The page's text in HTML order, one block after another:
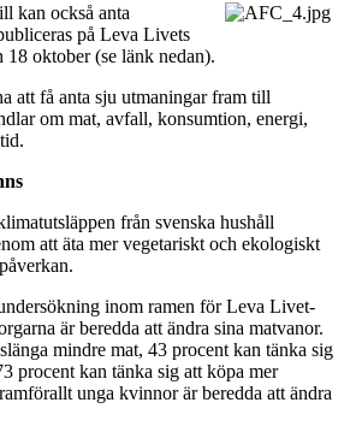
kan också anta
på Leva Livets
18 oktober (se länk nedan).
att få anta sju utmaningar fram till
om mat, avfall, konsumtion, energi,
från svenska hushåll
att äta mer vegetariskt och ekologiskt
inom ramen för Leva Livet-
är beredda att ändra sina matvanor.
mindre mat, 43 procent kan tänka sig
procent kan tänka sig att köpa mer
unga kvinnor är beredda att ändra